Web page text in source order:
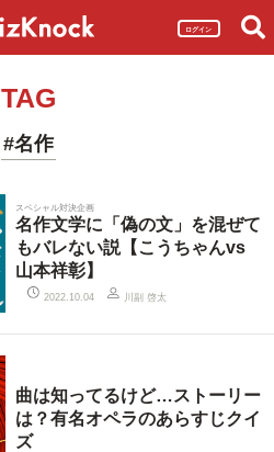
ログイン
TAG
#名作
スペシャル対決企画
名作文学に「偽の文」を混ぜて
もバレない説【こうちゃんvs
山本祥彰】
2022.10.04 川副 啓太
曲は知ってるけど…ストーリー
は？有名オペラのあらすじクイ
ズ